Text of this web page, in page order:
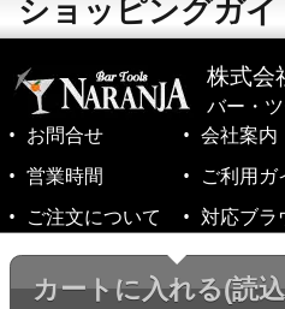
カートに入れる(読
ショッピングガイ
株式会
バー・
お問合せ
会社案内
営業時間
ご利用ガ
ご注文について
対応ブラ
©1999-2026 NARANJA